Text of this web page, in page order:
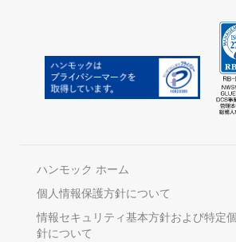
ハンモック ホーム
個人情報保護方針について
情報セキュリティ基本方針および特定
針について